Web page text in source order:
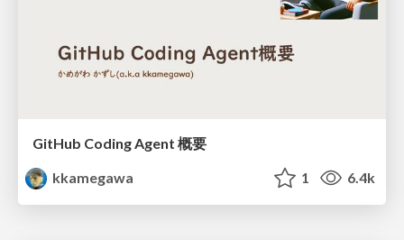
GitHub Coding Agent 概要
kkamegawa
1 6.4k